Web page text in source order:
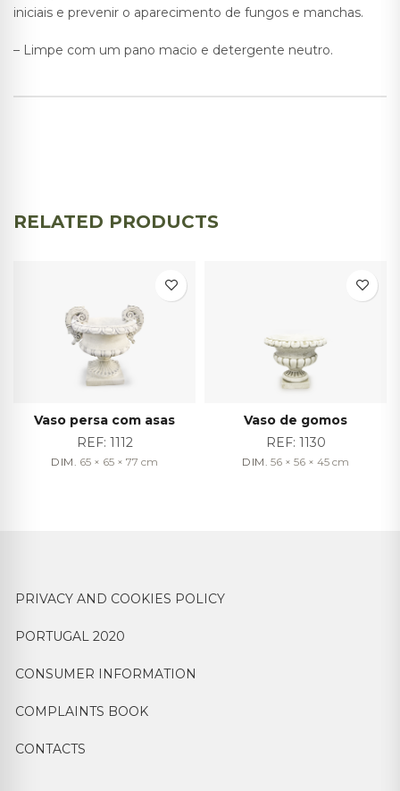
iniciais e prevenir o aparecimento de fungos e manchas.
– Limpe com um pano macio e detergente neutro.
RELATED PRODUCTS
Vaso persa com asas
REF: 1112
DIM. 65 × 65 × 77 cm
Vaso de gomos
REF: 1130
DIM. 56 × 56 × 45 cm
PRIVACY AND COOKIES POLICY
PORTUGAL 2020
CONSUMER INFORMATION
COMPLAINTS BOOK
CONTACTS